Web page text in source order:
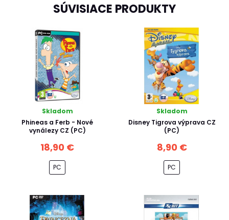
SÚVISIACE PRODUKTY
Skladom
Phineas a Ferb - Nové
vynálezy CZ (PC)
18,90 €
PC
Skladom
Disney Tigrova výprava CZ
(PC)
8,90 €
PC